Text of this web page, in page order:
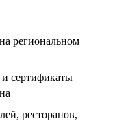
региональном
сертификаты
ресторанов,